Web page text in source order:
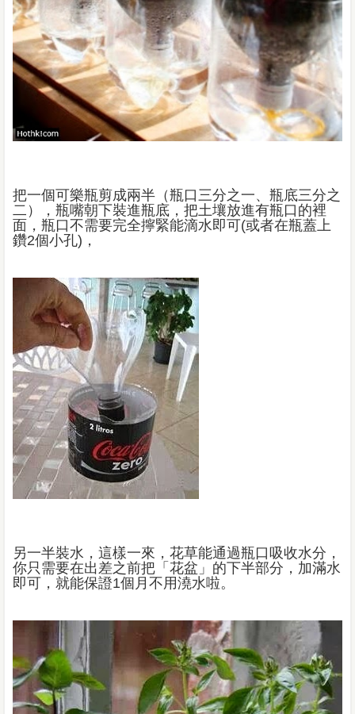
把一個可樂瓶剪成兩半（瓶口三分之一、瓶底三分之
二），瓶嘴朝下裝進瓶底，把土壤放進有瓶口的裡
面，瓶口不需要完全擰緊能滴水即可(或者在瓶蓋上
鑽2個小孔) ，
另一半裝水，這樣一來，花草能通過瓶口吸收水分，
你只需要在出差之前把「花盆」的下半部分，加滿水
即可，就能保證1個月不用澆水啦。